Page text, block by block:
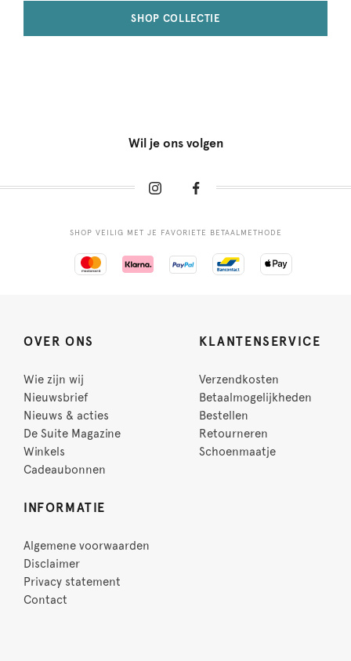
SHOP COLLECTIE
Wil je ons volgen
SHOP VEILIG MET JE FAVORIETE BETAALMETHODE
OVER ONS
Wie zijn wij
Nieuwsbrief
Nieuws & acties
De Suite Magazine
Winkels
Cadeaubonnen
KLANTENSERVICE
Verzendkosten
Betaalmogelijkheden
Bestellen
Retourneren
Schoenmaatje
INFORMATIE
Algemene voorwaarden
Disclaimer
Privacy statement
Contact